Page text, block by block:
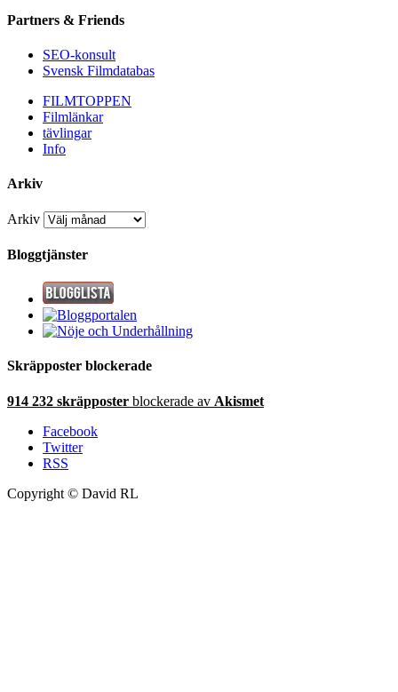
Partners & Friends
SEO-konsult
Svensk Filmdatabas
FILMTOPPEN
Filmlänkar
tävlingar
Info
Arkiv
Arkiv
Bloggtjänster
Skräpposter blockerade
914 232 skräpposter blockerade av Akismet
Facebook
Twitter
RSS
Copyright © David RL